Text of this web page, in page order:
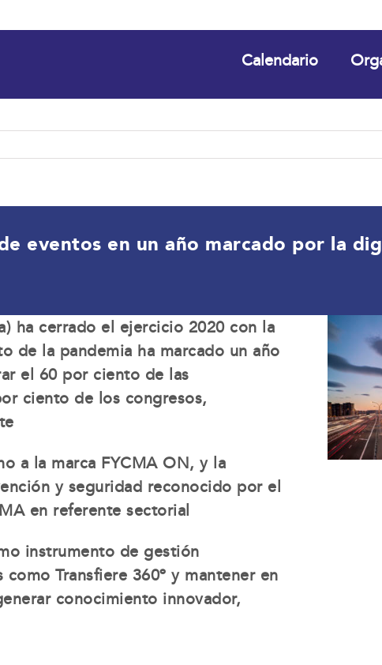
Calendario
eventos en un año marcado por la
ha cerrado el ejercicio 2020 con la
de la pandemia ha marcado un año
el 60 por ciento de las
ciento de los congresos,
a la marca FYCMA ON, y la
y seguridad reconocido por el
en referente sectorial
instrumento de gestión
Transfiere 360º y mantener en
conocimiento innovador,